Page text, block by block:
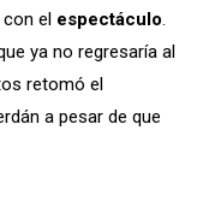
el espectáculo.
ya no regresaría al
retomó el
a pesar de que